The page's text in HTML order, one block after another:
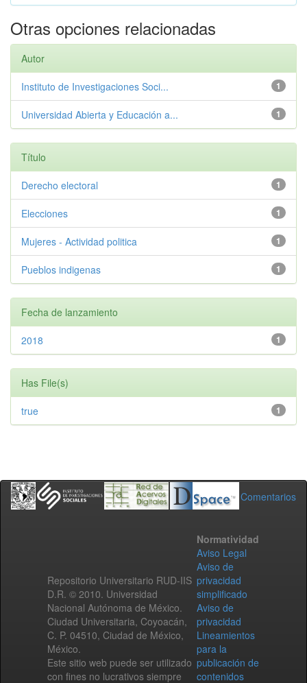
Otras opciones relacionadas
Autor
1
Instituto de Investigaciones Soci...
1
Universidad Abierta y Educación a...
Título
1
Derecho electoral
1
Elecciones
1
Mujeres - Actividad politica
1
Pueblos indigenas
Fecha de lanzamiento
1
2018
Has File(s)
1
true
Comentarios
Repositorio Universitario RUD-IIS
D.R. © 2010. Universidad
Nacional Autónoma de México.
Ciudad Universitaria, Coyoacán,
C. P. 04510, Ciudad de México,
México.
Este sitio web puede ser utilizado
con fines no lucrativos siempre
Normatividad
Aviso Legal
Aviso de
privacidad
simplificado
Aviso de
privacidad
Lineamientos
para la
publicación de
contenidos